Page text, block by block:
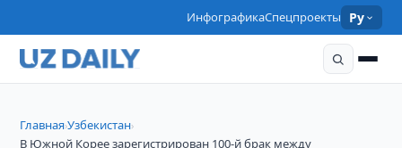
ИнфографикаСпецпроекты Ру
Главная›Узбекистан›
В Южной Корее зарегистрирован 100-й брак между